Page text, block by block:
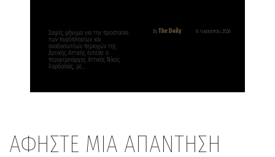
By The Daily 8 Αυγούστου, 2026
Σαφές μήνυμα για την προστασία
των πυρόπληκτων και
αναδασωτέων περιοχών της
Δυτικής Αττικής έστειλε ο
περιφερειάρχης Αττικής Νίκος
Χαρδαλιάς, με…
ΑΦΗΣΤΕ ΜΙΑ ΑΠΑΝΤΗΣΗ